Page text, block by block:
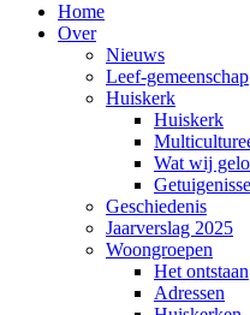
Home
Over
Nieuws
Leef-gemeenschap
Huiskerk
Huiskerk
Wat wij
Geschiedenis
Jaarverslag 2025
Woongroepen
Het ontstaan
Adressen